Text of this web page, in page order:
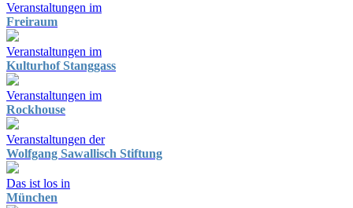
Veranstaltungen im
Freiraum
Veranstaltungen im
Kulturhof Stanggass
Veranstaltungen im
Rockhouse
Veranstaltungen der
Wolfgang Sawallisch Stiftung
Das ist los in
München